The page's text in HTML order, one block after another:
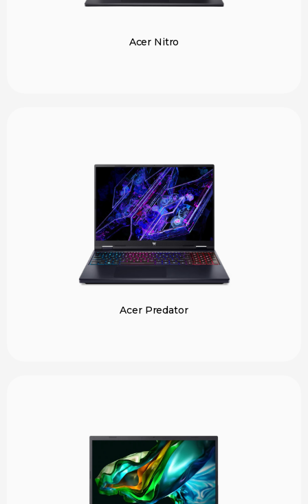
Acer Nitro
Acer Predator